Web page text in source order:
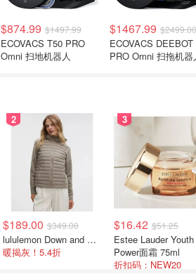
$874.99 $1497.99
ECOVACS T50 PRO
Omni 扫地机器人
$1467.99 $2499.00
ECOVACS
PRO Omni 扫拖机器
2
$189.00 $349.00
lululemon Down and Around 羽绒夹克
暖揭灰！5.4折
3
$16.42 $51.25
Estee Lauder Youth
Power面霜 75ml
折扣码：NEW20